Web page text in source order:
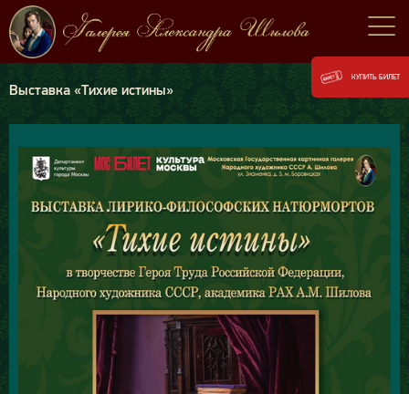
Выставка «Тихие истины»
КУПИТЬ БИЛЕТ